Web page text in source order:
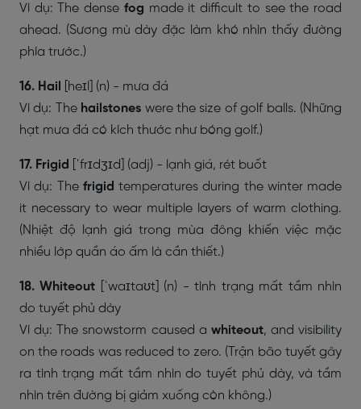
Ví dụ: The dense fog made it difficult to see the road
ahead. (Sương mù dày đặc làm khó nhìn thấy đường
phía trước.)
16. Hail
[heɪl] (n) - mưa đá
Ví dụ: The hailstones were the size of golf balls. (Những
hạt mưa đá có kích thước như bóng golf.)
17. Frigid [ˈfrɪdʒɪd] (adj) - lạnh giá, rét buốt
Ví dụ: The frigid temperatures during the winter made
it necessary to wear multiple layers of warm clothing.
(Nhiệt độ lạnh giá trong mùa đông khiến việc mặc
nhiều lớp quần áo ấm là cần thiết.)
18. Whiteout [ˈwaɪtaʊt] (n) - tình trạng mất tầm nhìn
do tuyết phủ dày
Ví dụ: The snowstorm caused a whiteout, and visibility
on the roads was reduced to zero. (Trận bão tuyết gây
ra tình trạng mất tầm nhìn do tuyết phủ dày, và tầm
nhìn trên đường bị giảm xuống còn không.)